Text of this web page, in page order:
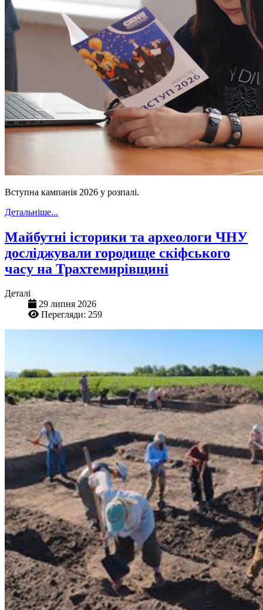
Вступна кампанія 2026 у розпалі.
Детальніше...
Майбутні історики та археологи ЧНУ
досліджували городище скіфського
часу на Трахтемирівщині
Деталі
29 липня 2026
Перегляди: 259